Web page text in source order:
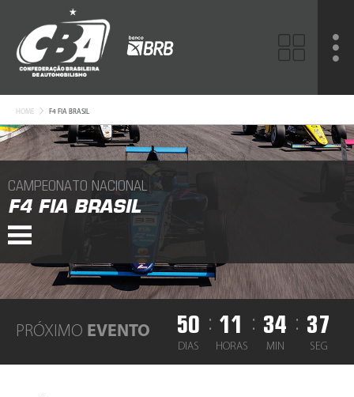
HOME F4 FIA BRASIL
CAMPEONATO NACIONAL
F4 FIA BRASIL
PRÓXIMO EVENTO 50
DIAS
: 11
HORAS
: 34
MIN
: 37
SEG